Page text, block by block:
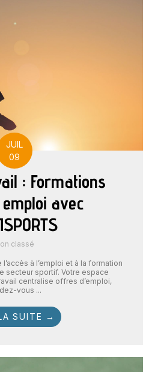
JUIL
09
: Formations
avec
classé
à l’emploi et à la formation
secteur sportif. Votre espace
centralise offres d’emploi,
vous ...
SUITE →